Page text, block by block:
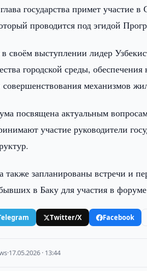
государства примет
проводится под эгидой
своём выступлении лидер
городской среды,
совершенствования механизмов
посвящена актуальным
участие руководители
также запланированы встречи и
в Баку для участия в
Twitter/X Facebook
·17.05.2026 · 13:44